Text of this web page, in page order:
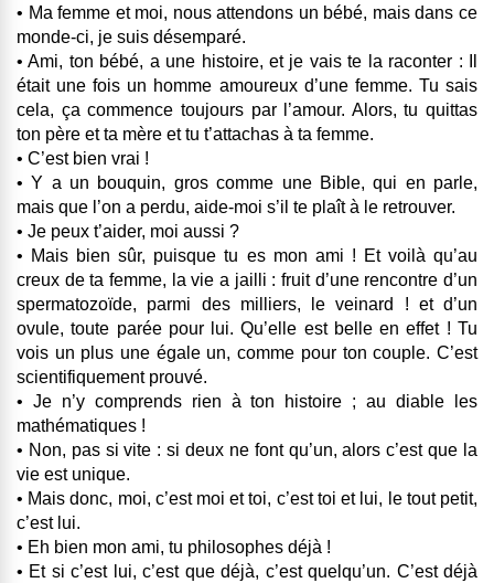
• Ma femme et moi, nous attendons un bébé, mais dans ce
monde-ci, je suis désemparé.
• Ami, ton bébé, a une histoire, et je vais te la raconter : Il
était une fois un homme amoureux d’une femme. Tu sais
cela, ça commence toujours par l’amour. Alors, tu quittas
ton père et ta mère et tu t’attachas à ta femme.
• C’est bien vrai !
• Y a un bouquin, gros comme une Bible, qui en parle,
mais que l’on a perdu, aide-moi s’il te plaît à le retrouver.
• Je peux t’aider, moi aussi ?
• Mais bien sûr, puisque tu es mon ami ! Et voilà qu’au
creux de ta femme, la vie a jailli : fruit d’une rencontre d’un
spermatozoïde, parmi des milliers, le veinard ! et d’un
ovule, toute parée pour lui. Qu’elle est belle en effet ! Tu
vois un plus une égale un, comme pour ton couple. C’est
scientifiquement prouvé.
• Je n’y comprends rien à ton histoire ; au diable les
mathématiques !
• Non, pas si vite : si deux ne font qu’un, alors c’est que la
vie est unique.
• Mais donc, moi, c’est moi et toi, c’est toi et lui, le tout petit,
c’est lui.
• Eh bien mon ami, tu philosophes déjà !
• Et si c’est lui, c’est que déjà, c’est quelqu’un. C’est déjà